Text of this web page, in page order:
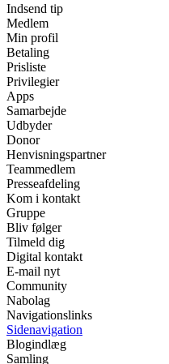
Indsend tip
Medlem
Min profil
Betaling
Prisliste
Privilegier
Apps
Samarbejde
Udbyder
Donor
Henvisningspartner
Teammedlem
Presseafdeling
Kom i kontakt
Gruppe
Bliv følger
Tilmeld dig
Digital kontakt
E-mail nyt
Community
Nabolag
Navigationslinks
Sidenavigation
Blogindlæg
Samling